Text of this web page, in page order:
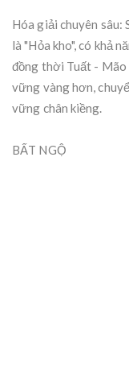
Hóa giải chuyên sâu:
là "Hỏa kho", có khả
đồng thời Tuất - Mão
vững vàng hơn,
vững chân kiềng.
BẤT NGỘ